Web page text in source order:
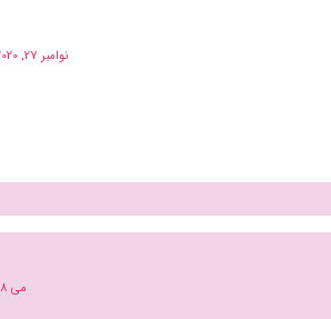
نوامبر 27, 2020 در 1:12 ب.ظ
می 18, 2021 در 11:02 ب.ظ